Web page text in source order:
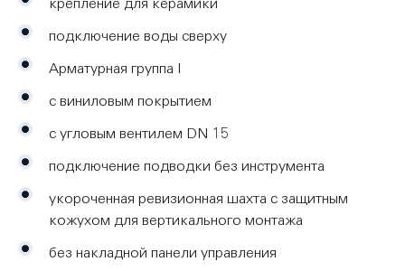
подключение воды сверху
Арматурная группа I
с виниловым покрытием
с угловым вентилем DN 15
подключение подводки без инструмента
укороченная ревизионная шахта с защитным
кожухом для вертикального монтажа
без накладной панели управления